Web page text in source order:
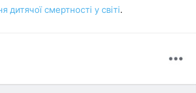
дитячої смертності у світі.